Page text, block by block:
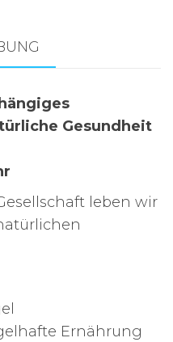
Gesundheit
leben wir
Ernährung